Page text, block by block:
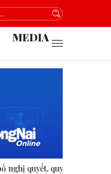
MEDIA
quyết định tại các xã,